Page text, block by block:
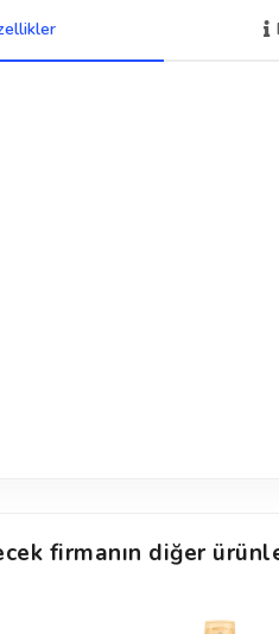
firmanın diğer